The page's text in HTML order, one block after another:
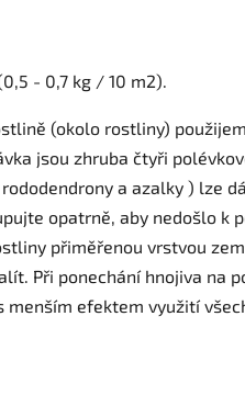
- 0,7 kg / 10 m2).
(okolo rostliny)
jsou zhruba čtyři
a azalky ) lze
opatrně, aby nedošlo k
přiměřenou vrstvou
Při ponechání hnojiva na
menším efektem využití